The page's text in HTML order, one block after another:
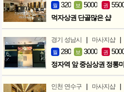
월 320 보 5000 권
먹자상권 단골많은 샵
경기 성남시 | 마사지샵 |
월 280 보 3000 권
정자역 앞 중심상권 정통
인천 연수구 | 마사지샵 |